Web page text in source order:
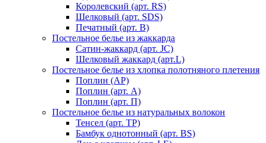
Королевский (арт. RS)
Шелковый (арт. SDS)
Печатный (арт. В)
Постельное белье из жаккарда
Сатин-жаккард (арт. JC)
Шелковый жаккард (арт.L)
Постельное белье из хлопка полотняного плетения
Поплин (AP)
Поплин (арт. А)
Поплин (арт. П)
Постельное белье из натуральных волокон
Тенсел (арт. ТР)
Бамбук однотонный (арт. BS)